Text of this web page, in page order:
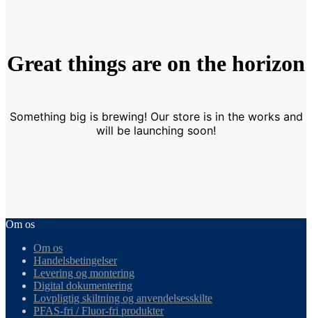
Great things are on the horizon
Something big is brewing! Our store is in the works and
will be launching soon!
Om os
Om os
Handelsbetingelser
Levering og montering
Digital dokumentering
Lovpligtig skiltning og anvendelsesskilte
PFAS-fri / Fluor-fri produkter